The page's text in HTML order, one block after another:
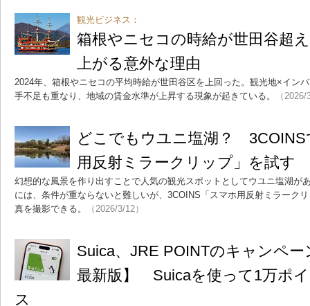
観光ビジネス：
箱根やニセコの時給が世田谷超
上がる意外な理由
2024年、箱根やニセコの平均時給が世田谷区を上回った。観光地×イン
手不足も重なり、地域の賃金水準が上昇する現象が起きている。
（
どこでもウユニ塩湖？ 3COINS
用反射ミラークリップ」を試す
幻想的な風景を作り出すことで人気の観光スポットとしてウユニ塩湖が
には、条件が重ならないと難しいが、3COINS「スマホ用反射ミラーク
真を撮影できる。
（2026/3/12）
Suica、JRE POINTのキャンペ
最新版】 Suicaを使って1万ポ
ス